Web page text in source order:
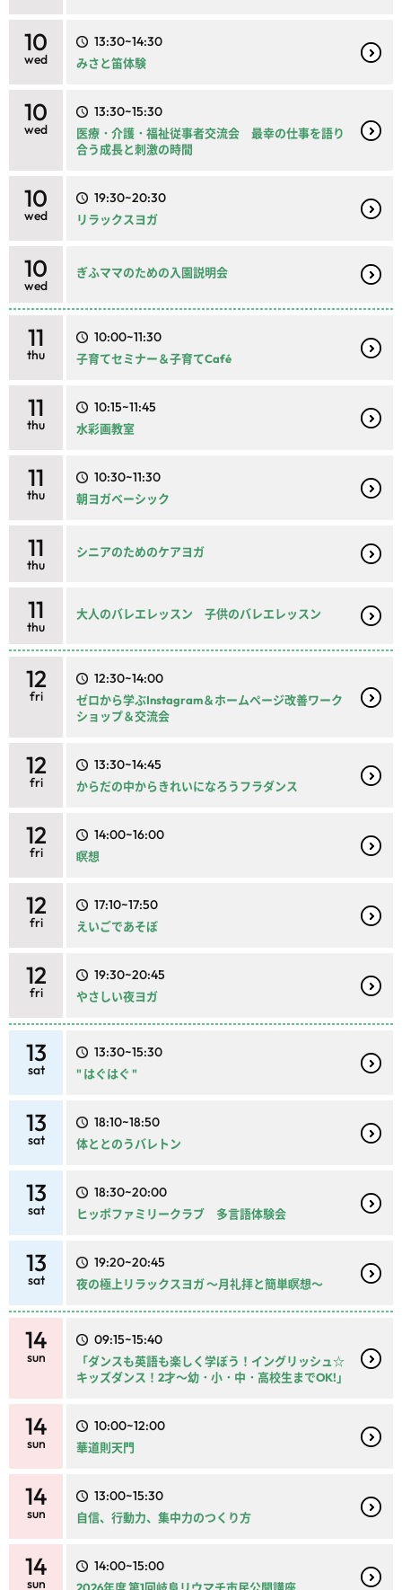
10
wed
13:30~14:30
みさと笛体験
10
wed
13:30~15:30
医療・介護・福祉従事者交流会 最幸の仕事を語り
合う成長と刺激の時間
10
wed
19:30~20:30
リラックスヨガ
10
wed
ぎふママのための入園説明会
11
thu
10:00~11:30
子育てセミナー＆子育てCafé
11
thu
10:15~11:45
水彩画教室
11
thu
10:30~11:30
朝ヨガベーシック
11
thu
シニアのためのケアヨガ
11
thu
大人のバレエレッスン 子供のバレエレッスン
12
fri
12:30~14:00
ゼロから学ぶInstagram＆ホームページ改善ワーク
ショップ＆交流会
12
fri
13:30~14:45
からだの中からきれいになろうフラダンス
12
fri
14:00~16:00
瞑想
12
fri
17:10~17:50
えいごであそぼ
12
fri
19:30~20:45
やさしい夜ヨガ
13
sat
13:30~15:30
" はぐはぐ "
13
sat
18:10~18:50
体ととのうバレトン
13
sat
18:30~20:00
ヒッポファミリークラブ 多言語体験会
13
sat
19:20~20:45
夜の極上リラックスヨガ ～月礼拝と簡単瞑想～
14
sun
09:15~15:40
「ダンスも英語も楽しく学ぼう！イングリッシュ☆
キッズダンス！2才～幼・小・中・高校生までOK!」
14
sun
10:00~12:00
華道則天門
14
sun
13:00~15:30
自信、行動力、集中力のつくり方
14
sun
14:00~15:00